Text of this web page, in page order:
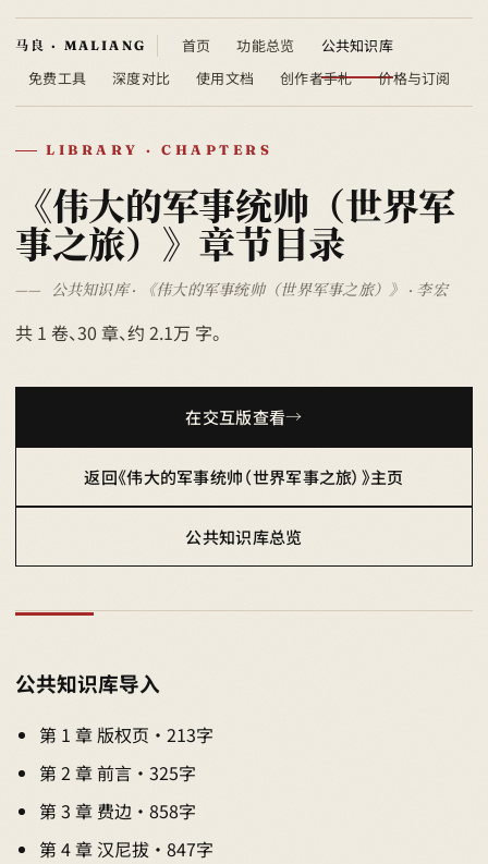
首页 功能总览
公共知识库
免费工具
深度对比 使用文档 创作者手札 价格与订阅
LIBRARY · CHAPTERS
《伟大的军事统帅（世界军
事之旅）》章节目录
公共知识库 · 《伟大的军事统帅（世界军事之旅）》 · 李宏
共 1 卷、30 章、约 2.1万 字。
在交互版查看
返回《伟大的军事统帅（世界军事之旅）》主页
公共知识库总览
公共知识库导入
第 1 章 版权页 · 213字
第 2 章 前言 · 325字
第 3 章 费边 · 858字
第 4 章 汉尼拔 · 847字